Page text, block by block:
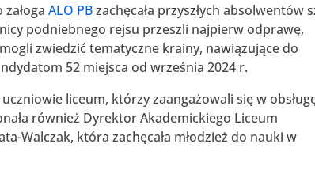
załogaALO PBzachęcała przyszłych absolwentów
podniebnego rejsu przeszli najpierw odprawę,
zwiedzić tematyczne krainy, nawiązujące do
52 miejsca od września 2024 r.
liceum, którzy zaangażowali się w
również Dyrektor Akademickiego Liceum
Walczak, która zachęcała młodzież do nauki w